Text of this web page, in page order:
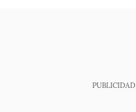
PUBLICIDAD